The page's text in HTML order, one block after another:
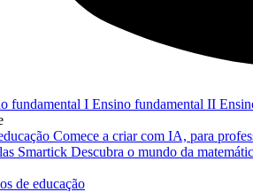
fundamental I Ensino fundamental II
Comece a criar com IA, para
Smartick Descubra o mundo da
de educação